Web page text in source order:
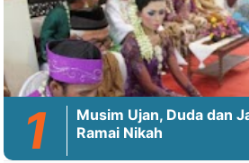
Musim Ujan, Duda dan
Ramai Nikah